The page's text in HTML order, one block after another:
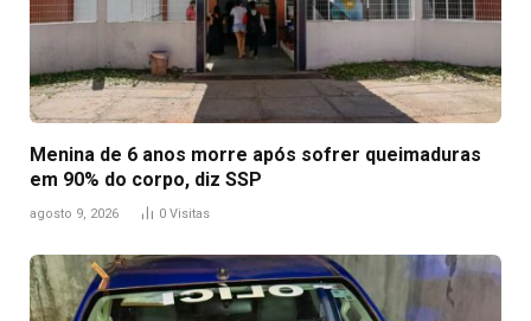
Menina de 6 anos morre após sofrer queimaduras
em 90% do corpo, diz SSP
agosto 9, 2026 0 Visitas